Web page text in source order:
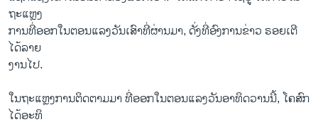
ຖະແຫຼງ
ການທີ່ອອກໃນຕອນແລງວັນເສົາທີ່ຜ່ານມາ, ດັ່ງທີ່ອົງການຂ່າວ ຣອຍເຕີ
ໄດ້ລາຍ
ງານໄປ.
ໃນ​ຖະ​ແຫຼງ​ການ​ຕິດ​ຕາມມາ ​ທີ່​ອອກ​ໃນ​ຕອນ​ແລງວັນ​ອາ​ທິດ​ວານນີ້, ໂຄ​ສົກ​
ໄດ້​ອະ​ທິ